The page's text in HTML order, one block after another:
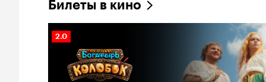
Билеты в кино
Рейтинг
Кинопоиска
2.0